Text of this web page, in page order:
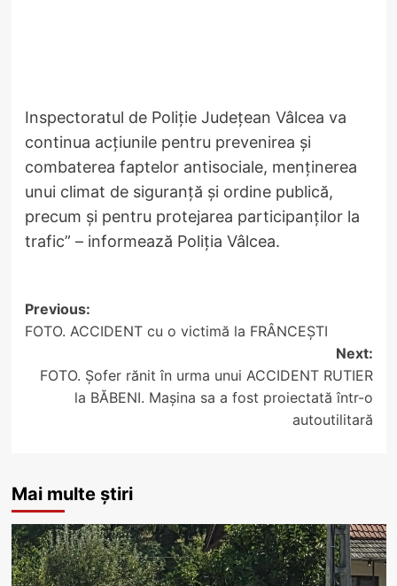
Inspectoratul de Poliție Județean Vâlcea va
continua acțiunile pentru prevenirea și
combaterea faptelor antisociale, menținerea
unui climat de siguranță și ordine publică,
precum și pentru protejarea participanților la
trafic” – informează Poliția Vâlcea.
Post
navigation
Previous:
FOTO. ACCIDENT cu o victimă la FRÂNCEȘTI
Next:
FOTO. Șofer rănit în urma unui ACCIDENT RUTIER
la BĂBENI. Mașina sa a fost proiectată într-o
autoutilitară
Mai multe știri